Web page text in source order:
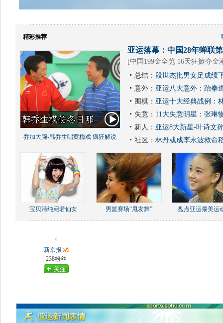
精彩推荐
乔加大腕-韩乔生唱黄梅戏 疯狂解说
亚运落幕：中国28年蝉联
[中国199金全览 16天狂掀夺金
总结： 段世杰批男女足成绩
意外： 亚运八大意外：跆拳
围棋： 亚运十大经典战例：
失意： 11大失意明星：张琳
新人： 亚运8大新星-叶诗文
社区： 林丹或成李永波救命
宝贝清纯宛若仙女 男篮赛场“甩发舞” 盘点亚运最美运
新京报
238粉丝
关注